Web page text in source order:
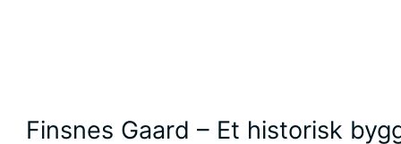
Finsnes Gaard – Et historisk